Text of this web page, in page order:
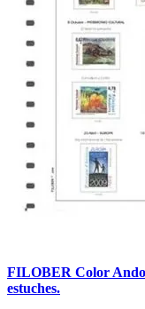
FILOBER Color
estuches.